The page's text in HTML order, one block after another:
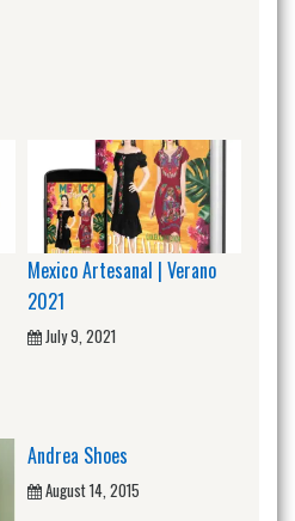
Mexico Artesanal | Verano
2021
July 9, 2021
Andrea Shoes
August 14, 2015